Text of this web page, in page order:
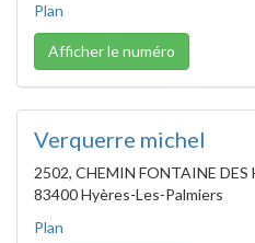
Plan
Afficher le numéro
Verquerre michel
2502, CHEMIN FONTAINE DES
83400 Hyères-Les-Palmiers
Plan